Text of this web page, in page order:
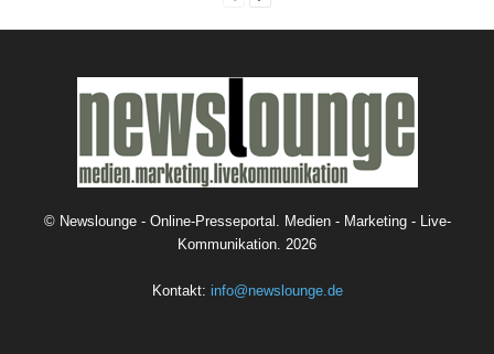
© Newslounge - Online-Presseportal. Medien - Marketing - Live-
Kommunikation. 2026
Kontakt: info@newslounge.de